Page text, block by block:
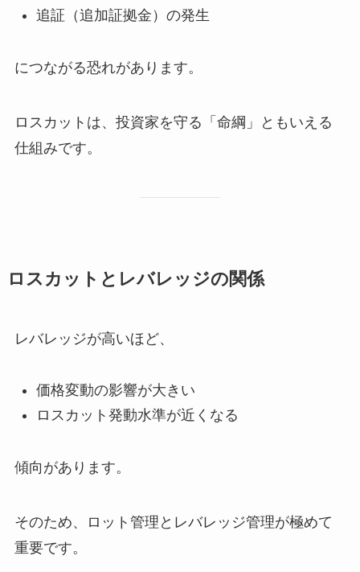
追証（追加証拠金）の発生
につながる恐れがあります。
ロスカットは、投資家を守る「命綱」ともいえる
仕組みです。
ロスカットとレバレッジの関係
レバレッジが高いほど、
価格変動の影響が大きい
ロスカット発動水準が近くなる
傾向があります。
そのため、ロット管理とレバレッジ管理が極めて
重要です。